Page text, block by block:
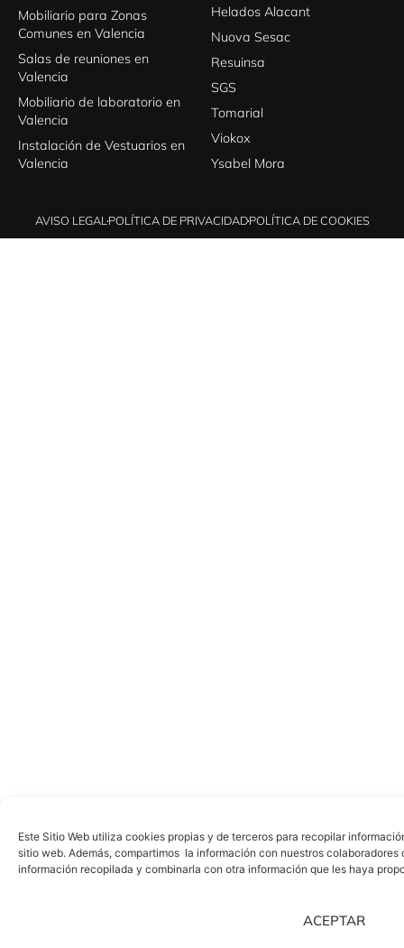
Este Sitio Web utiliza cookies propias y de terceros para recopilar
sitio web. Además, compartimos la información con nuestros
información recopilada y combinarla con otra información que les haya
ACEPTAR
Mobiliario para Zonas
Comunes en Valencia
Salas de reuniones en
Valencia
Mobiliario de laboratorio en
Valencia
Instalación de Vestuarios en
Valencia
Helados Alacant
Nuova Sesac
Resuinsa
SGS
Tomarial
Viokox
Ysabel Mora
AVISO LEGAL POLÍTICA DE PRIVACIDADPOLÍTICA DE COOKIES